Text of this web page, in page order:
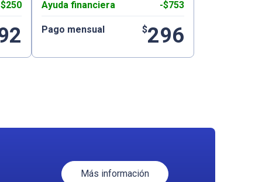
Ayuda financiera -$753
Pago mensual $296
Más información